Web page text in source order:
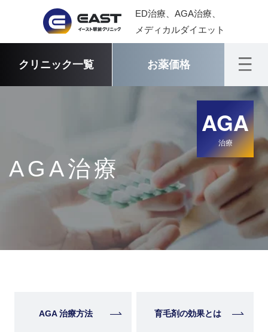
ED治療、AGA治療、
メディカルダイエット
クリニック一覧 お薬価格
AGA
治療
AGA治療
AGA 治療方法 育毛剤の効果とは